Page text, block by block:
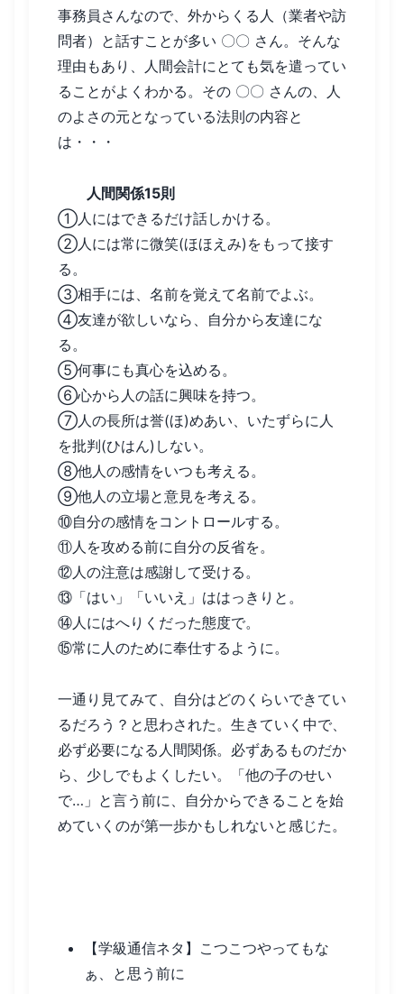
事務員さんなので、外からくる人（業者や訪
問者）と話すことが多い 〇〇 さん。そんな
理由もあり、人間会計にとても気を遣ってい
ることがよくわかる。その 〇〇 さんの、人
のよさの元となっている法則の内容と
は・・・
人間関係15則
①人にはできるだけ話しかける。
②人には常に微笑(ほほえみ)をもって接す
る。
③相手には、名前を覚えて名前でよぶ。
④友達が欲しいなら、自分から友達にな
る。
⑤何事にも真心を込める。
⑥心から人の話に興味を持つ。
⑦人の長所は誉(ほ)めあい、いたずらに人
を批判(ひはん)しない。
⑧他人の感情をいつも考える。
⑨他人の立場と意見を考える。
⑩自分の感情をコントロールする。
⑪人を攻める前に自分の反省を。
⑫人の注意は感謝して受ける。
⑬「はい」「いいえ」ははっきりと。
⑭人にはへりくだった態度で。
⑮常に人のために奉仕するように。
一通り見てみて、自分はどのくらいできてい
るだろう？と思わされた。生きていく中で、
必ず必要になる人間関係。必ずあるものだか
ら、少しでもよくしたい。「他の子のせい
で…」と言う前に、自分からできることを始
めていくのが第一歩かもしれないと感じた。
【学級通信ネタ】こつこつやってもな
ぁ、と思う前に